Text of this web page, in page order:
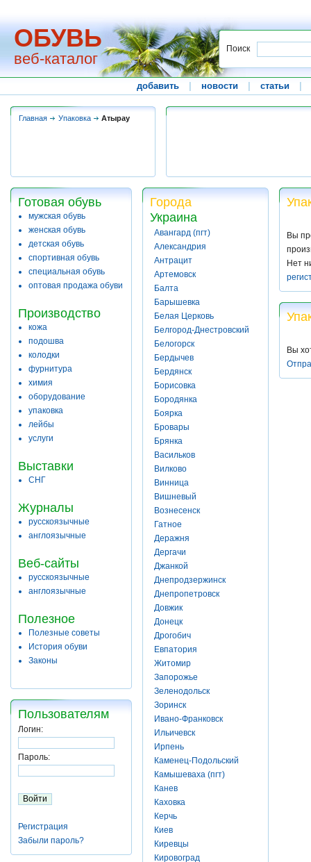
ОБУВЬ
веб-каталог
Поиск
добавить новости статьи
Главная Упаковка Атырау
Готовая обувь
мужская обувь
женская обувь
детская обувь
спортивная обувь
специальная обувь
оптовая продажа обуви
Производство
кожа
подошва
колодки
фурнитура
химия
оборудование
упаковка
лейбы
услуги
Выставки
СНГ
Журналы
русскоязычные
англоязычные
Веб-сайты
русскоязычные
англоязычные
Полезное
Полезные советы
История обуви
Законы
Пользователям
Логин:
Пароль:
Регистрация
Забыли пароль?
Города
Украина
Авангард (пгт)
Александрия
Антрацит
Артемовск
Балта
Барышевка
Белая Церковь
Белгород-Днестровский
Белогорск
Бердычев
Бердянск
Борисовка
Бородянка
Боярка
Бровары
Брянка
Васильков
Вилково
Винница
Вишневый
Вознесенск
Гатное
Деражня
Дергачи
Джанкой
Днепродзержинск
Днепропетровск
Довжик
Донецк
Дрогобич
Евпатория
Житомир
Запорожье
Зеленодольск
Зоринск
Ивано-Франковск
Ильичевск
Ирпень
Каменец-Подольский
Камышеваха (пгт)
Канев
Каховка
Керчь
Киев
Киревцы
Кировоград
Вы
Нет
Вы